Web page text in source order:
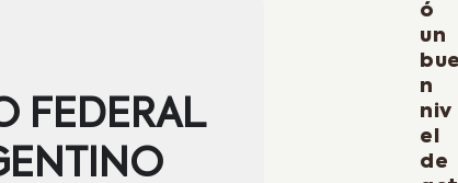
FEDERAL
ó
un
bue
n
niv
el
de